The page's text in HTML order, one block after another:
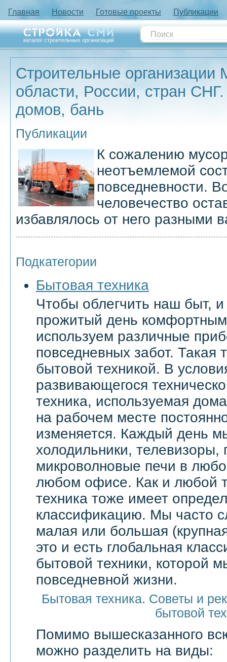
Главная Новости Готовые проекты Публикации
каталог строительных организаций
Строительные организации
области, России, стран
домов, бань
Публикации
К сожалению
неотъемлемой
повседневности.
человечество
избавлялось от него разными
Подкатегории
Бытовая техника
Чтобы облегчить наш быт,
прожитый день
используем различные
повседневных забот. Такая
бытовой техникой. В
развивающегося
техника, используемая
на рабочем месте
изменяется. Каждый день
холодильники,
микроволновые печи в
любом офисе. Как и любой
техника тоже имеет
классификацию. Мы часто
малая или большая
это и есть глобальная
бытовой техники, которой
повседневной жизни.
Бытовая техника. Советы и
бытовой
Помимо вышесказанного
можно разделить на виды: